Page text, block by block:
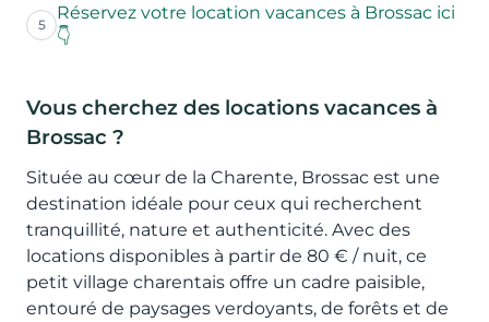
5
Réservez votre location vacances à Brossac ici
👇
Vous cherchez des locations vacances à
Brossac ?
Située au cœur de la Charente, Brossac est une
destination idéale pour ceux qui recherchent
tranquillité, nature et authenticité. Avec des
locations disponibles à partir de 80 € / nuit, ce
petit village charentais offre un cadre paisible,
entouré de paysages verdoyants, de forêts et de